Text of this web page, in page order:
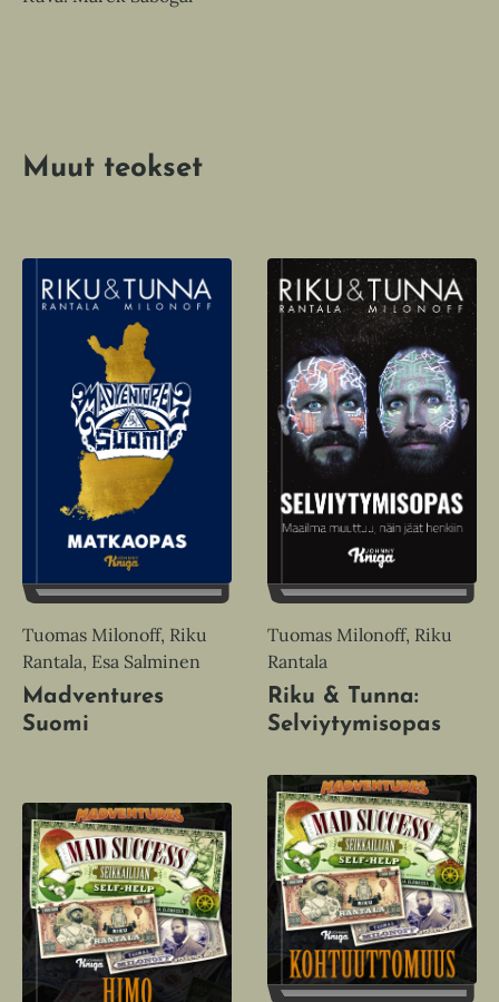
Muut teokset
Tuomas Milonoff, Riku
Rantala, Esa Salminen
Madventures
Suomi
Tuomas Milonoff, Riku
Rantala
Riku & Tunna:
Selviytymisopas